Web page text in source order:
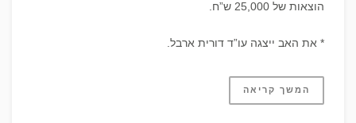
הוצאות של 25,000 ש”ח.
* את האב ייצגה עו”ד דורית ארבל.
המשך קריאה